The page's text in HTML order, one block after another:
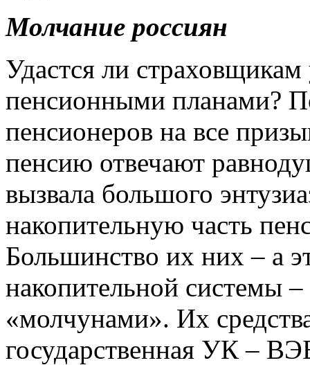
Молчание россиян
Удастся ли
пенсионными планами?
пенсионеров на все
пенсию отвечают
вызвала большого
накопительную часть
Большинство их них – а
накопительной системы
«молчунами». Их
государственная УК –